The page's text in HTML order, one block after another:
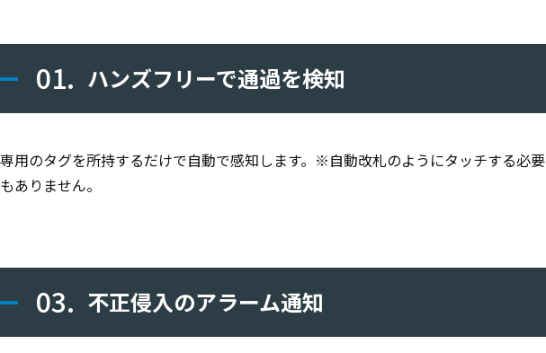
01. ハンズフリーで通過を検知
専用のタグを所持するだけで自動で感知します。※自動改札のようにタッチする必要
もありません。
03. 不正侵入のアラーム通知